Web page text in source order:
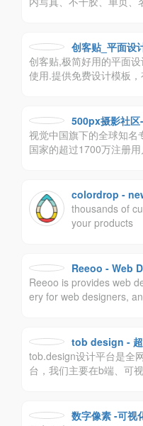
创客贴_平面设
定设计印刷
创客贴,极简好用的平面
使用.提供免费设计模板
500px摄影社区
视觉中国旗下的全球知名
国家的超过1700万注册
colordrop -
thousands of
your products
Reeoo - Web
Gallery
Reeoo is provides web
ery for web designers,
设计案例。tob design - 超
tob.design设计平台是全
台，我们主要在b端、可
用，让工作更轻松，让生
数字像素 -可视